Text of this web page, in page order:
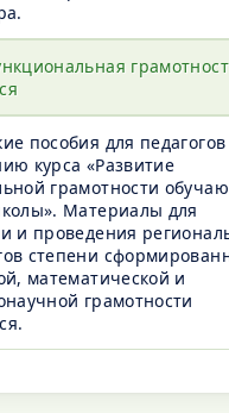
пособия для
курса «Развитие
грамотности
Материалы для
и проведения
степени
математической и
грамотности